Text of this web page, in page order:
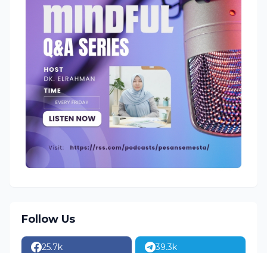
Follow Us
25.7k 39.3k